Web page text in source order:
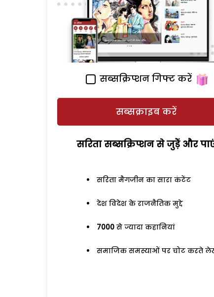
सब्सक्रिप्शन गिफ्ट करें
सब्सक्राइब करें
सरिता सब्सक्रिप्शन से जुड़ेें और
सरिता मैगजीन का सारा कंटेंट
देश विदेश के राजनैतिक मुद्दे
7000 से ज्यादा कहानियां
समाजिक समस्याओं पर चोट करते